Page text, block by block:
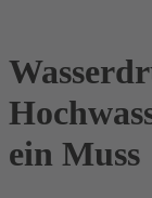
ein Muss